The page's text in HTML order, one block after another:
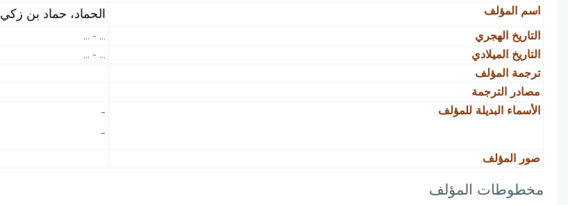
اسم المؤلف الحماد، حماد بن زكي
التاريخ الهجري
... - ...
التاريخ الميلادي
... - ...
ترجمة المؤلف
مصادر الترجمة
الأسماء البديلة للمؤلف
-
-
صور المؤلف
مخطوطات المؤلف